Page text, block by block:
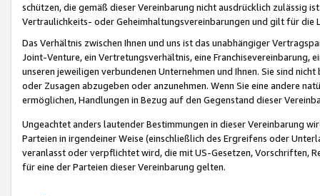
schützen, die gemäß dieser Vereinbarung nicht ausdrücklich zulässig
Vertraulichkeits- oder Geheimhaltungsvereinbarungen und gilt für die
Das Verhältnis zwischen Ihnen und uns ist das unabhängiger
Joint-Venture, ein Vertretungsverhältnis, eine Franchisevereinbarung,
unseren jeweiligen verbundenen Unternehmen und Ihnen. Sie sind
oder Zusagen abzugeben oder anzunehmen. Wenn Sie eine andere
ermöglichen, Handlungen in Bezug auf den Gegenstand dieser
Ungeachtet anders lautender Bestimmungen in dieser Vereinbarung
Parteien in irgendeiner Weise (einschließlich des Ergreifens oder
veranlasst oder verpflichtet wird, die mit US-Gesetzen, Vorschriften,
für eine der Parteien dieser Vereinbarung gelten.